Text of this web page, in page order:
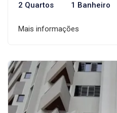
2 Quartos 1 Banheiro
Mais informações